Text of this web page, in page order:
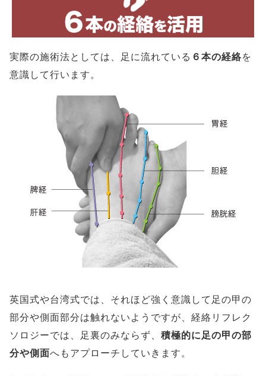
実際の施術法としては、足に流れている ６本の経絡を
意識して行います。
英国式や台湾式では、それほど強く意識して足の甲の
部分や側面部分は触れないようですが、経絡リフレク
ソロジーでは、足裏のみならず、 積極的に足の甲の部
分や側面へもアプローチしていきます。